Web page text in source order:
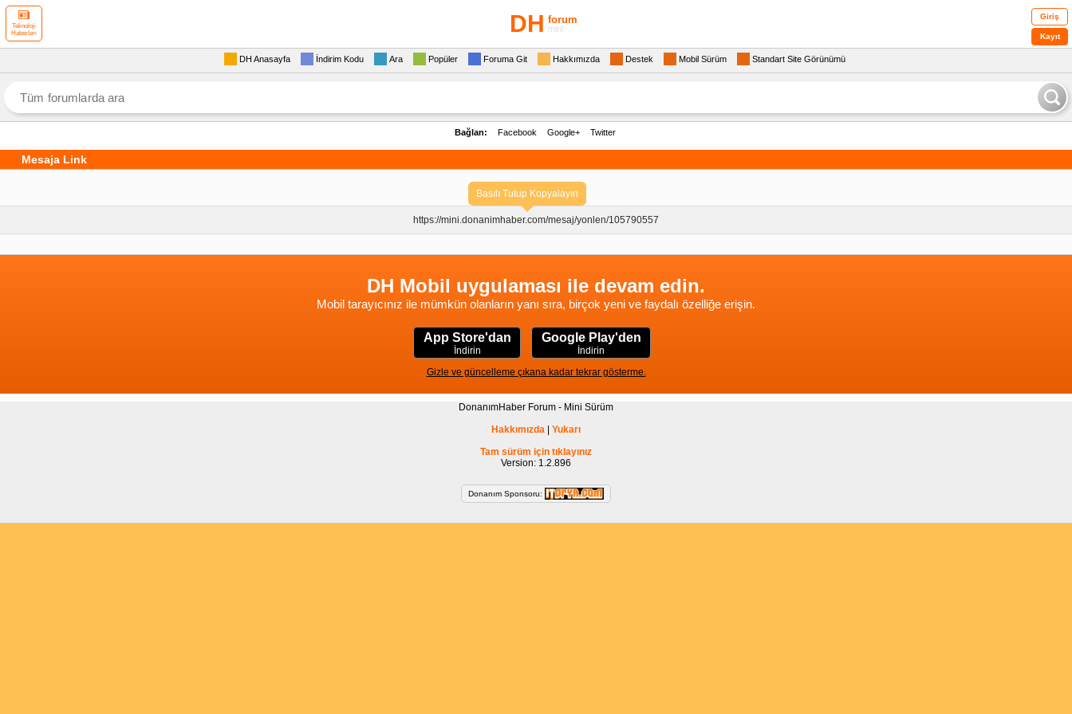
Teknoloji
Haberleri
DH forum
mini
Giriş
Kayıt
DH Anasayfa İndirim Kodu Ara Popüler Foruma Git Hakkımızda Destek Mobil Sürüm Standart Site Görünümü
Bağlan: Facebook Google+ Twitter
Mesaja Link
Basılı Tutup Kopyalayın
https://mini.donanimhaber.com/mesaj/yonlen/105790557
DH Mobil uygulaması ile devam edin.
Mobil tarayıcınız ile mümkün olanların yanı sıra, birçok yeni ve faydalı özelliğe erişin.
App Store'dan
İndirin
Google Play'den
İndirin
Gizle ve güncelleme çıkana kadar tekrar gösterme.
DonanımHaber Forum - Mini Sürüm
Hakkımızda
Yukarı
Tam sürüm için tıklayınız
Version: 1.2.896
Donanım Sponsoru: